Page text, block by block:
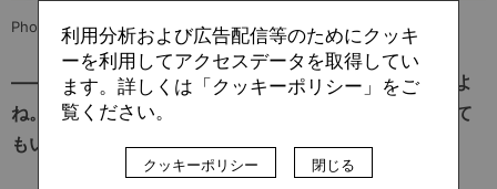
Photo: ©T.VORTIS
——パスも一つのコミュニケーションツールになりますよ
ね。チームメイトに裏に走ってほしい例だと、通らなくて
もいいから一度大きくボールを蹴ってみるとか。
利用分析および広告配信等のためにクッキ
ーを利用してアクセスデータを取得してい
ます。詳しくは「クッキーポリシー」をご
覧ください。
クッキーポリシー 閉じる